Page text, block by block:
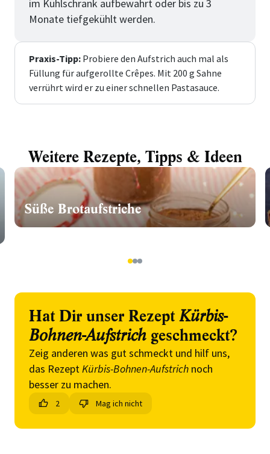
im Kühlschrank aufbewahrt oder bis zu 3
Monate tiefgekühlt werden.
Praxis-Tipp: Probiere den Aufstrich auch mal als
Füllung für aufgerollte Crêpes. Mit 200 g Sahne
verrührt wird er zu einer schnellen Pastasauce.
Weitere Rezepte, Tipps & Ideen
Süße Brotaufstriche
123
Hat Dir unser Rezept Kürbis-
Bohnen-Aufstrich geschmeckt?
Zeig anderen was gut schmeckt und hilf uns,
das RezeptKürbis-Bohnen-Aufstrich noch
besser zu machen.
2 Mag ich nicht